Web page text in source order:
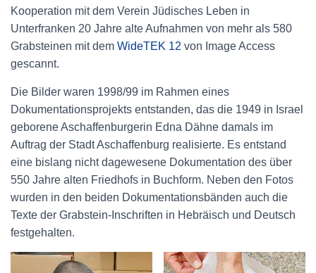
Kooperation mit dem Verein Jüdisches Leben in
Unterfranken 20 Jahre alte Aufnahmen von mehr als 580
Grabsteinen mit dem WideTEK 12 von Image Access
gescannt.
Die Bilder waren 1998/99 im Rahmen eines
Dokumentationsprojekts entstanden, das die 1949 in Israel
geborene Aschaffenburgerin Edna Dähne damals im
Auftrag der Stadt Aschaffenburg realisierte. Es entstand
eine bislang nicht dagewesene Dokumentation des über
550 Jahre alten Friedhofs in Buchform. Neben den Fotos
wurden in den beiden Dokumentationsbänden auch die
Texte der Grabstein-Inschriften in Hebräisch und Deutsch
festgehalten.